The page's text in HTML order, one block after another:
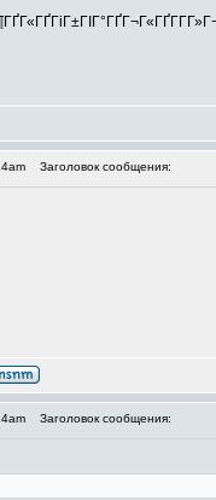
Заголовок сообщения:
Заголовок сообщения: